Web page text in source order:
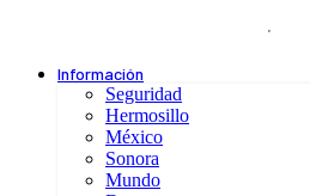
.
Información
Seguridad
Hermosillo
México
Sonora
Mundo